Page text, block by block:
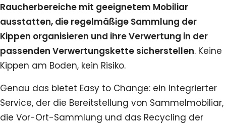
Raucherbereiche mit geeignetem Mobiliar
ausstatten, die regelmäßige Sammlung der
Kippen organisieren und ihre Verwertung in der
passenden Verwertungskette sicherstellen. Keine
Kippen am Boden, kein Risiko.
Genau das bietet Easy to Change: ein integrierter
Service, der die Bereitstellung von Sammelmobiliar,
die Vor-Ort-Sammlung und das Recycling der